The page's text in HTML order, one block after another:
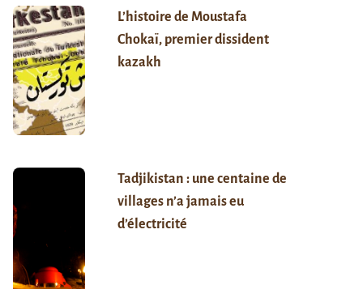
L’histoire de Moustafa
Chokaï, premier dissident
kazakh
Tadjikistan : une centaine de
villages n’a jamais eu
d’électricité